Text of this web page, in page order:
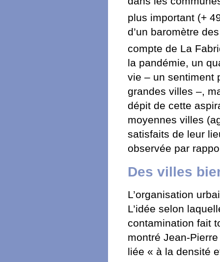
plus important (+
d’un baromètre
compte de La
la pandémie, un
vie – un sentiment
grandes villes –,
dépit de cette
moyennes villes
satisfaits de leur
observée par
Des villes
L’organisation
L’idée selon
contamination fait
montré Jean-
liée « à la densité